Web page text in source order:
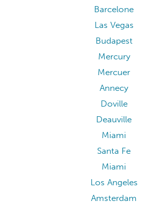
Barcelone
Las Vegas
Budapest
Mercury
Mercuer
Annecy
Doville
Deauville
Miami
Santa Fe
Miami
Los Angeles
Amsterdam